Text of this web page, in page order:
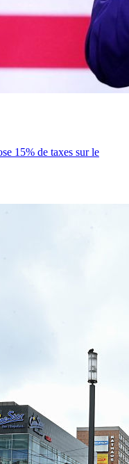
15% de taxes sur le